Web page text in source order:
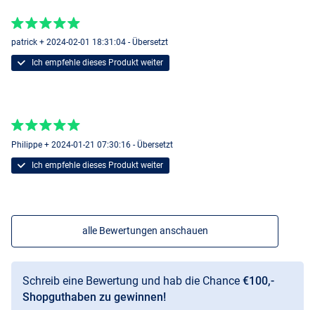
patrick + 2024-02-01 18:31:04 - Übersetzt
Ich empfehle dieses Produkt weiter
Philippe + 2024-01-21 07:30:16 - Übersetzt
Ich empfehle dieses Produkt weiter
alle Bewertungen anschauen
Schreib eine Bewertung und hab die Chance €100,-
Shopguthaben zu gewinnen!